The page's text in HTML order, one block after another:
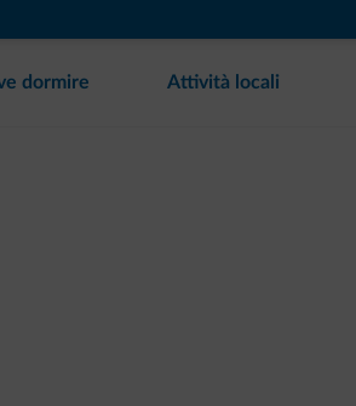
dormire Attività locali